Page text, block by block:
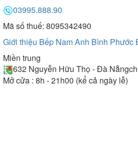
03995.888.90
Mã số thuế: 8095342490
Giới thiệu Bếp Nam Anh Bình Phước
Miền trung
632 Nguyễn Hữu Thọ - Đà Nẵng
Mở cửa : 8h - 21h00 (kể cả ngày lễ)